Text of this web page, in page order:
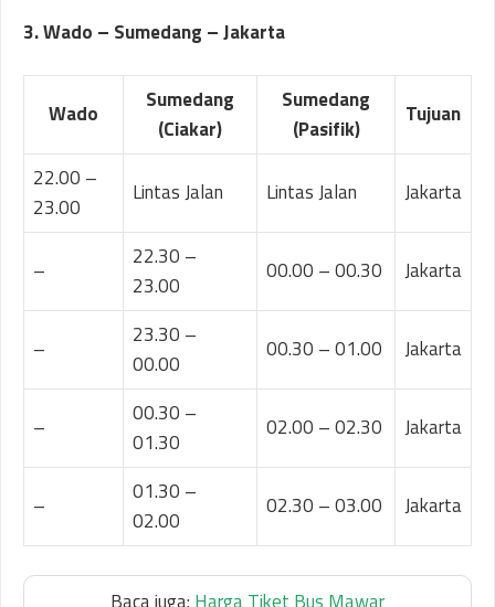
3. Wado – Sumedang – Jakarta
Wado
Sumedang
(Ciakar)
Sumedang
(Pasifik)
Tujuan
22.00 –
23.00
Lintas Jalan Lintas Jalan Jakarta
–
22.30 –
23.00
00.00 – 00.30 Jakarta
–
23.30 –
00.00
00.30 – 01.00 Jakarta
–
00.30 –
01.30
02.00 – 02.30 Jakarta
–
01.30 –
02.00
02.30 – 03.00 Jakarta